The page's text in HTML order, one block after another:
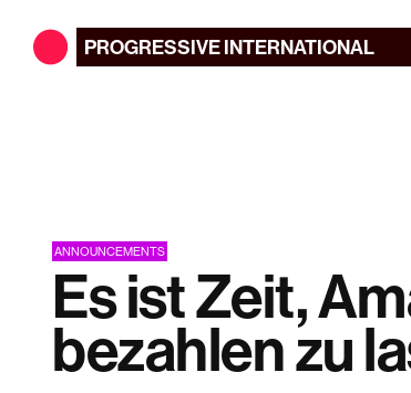
PROGRESSIVEINTERNATIONAL
ANNOUNCEMENTS
Es ist Zeit,
bezahlen zu